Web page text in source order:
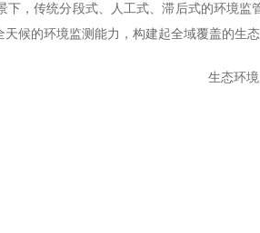
传统分段式、人工式、滞后式的环境监
候的环境监测能力，构建起全域覆盖的生